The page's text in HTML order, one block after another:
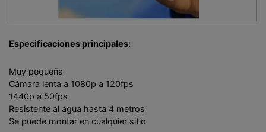
Especificaciones principales:
Muy pequeña
Cámara lenta a 1080p a 120fps
1440p a 50fps
Resistente al agua hasta 4 metros
Se puede montar en cualquier sitio